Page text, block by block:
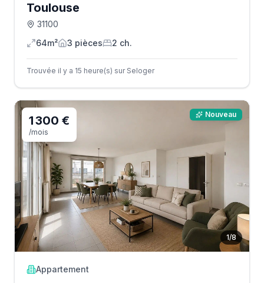
Toulouse
31100
64m²
3 pièces 2 ch.
Trouvée il y a 15 heure(s) sur Seloger
1/8
1 300 €
/mois
Nouveau
Appartement